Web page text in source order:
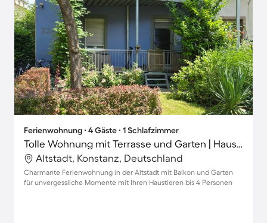
Ferienwohnung ∙ 4 Gäste ∙ 1 Schlafzimmer
Tolle Wohnung mit Terrasse und Garten | Haustiere erlaubt
Altstadt, Konstanz, Deutschland
Charmante Ferienwohnung in der Altstadt mit Balkon und Garten
für unvergessliche Momente mit Ihren Haustieren bis 4 Personen